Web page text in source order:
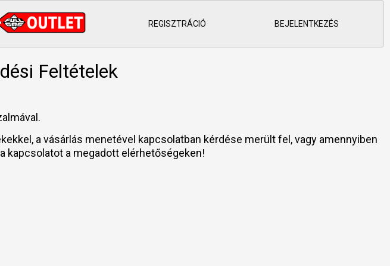
REGISZTRÁCIÓ BEJELENTKEZÉS
Feltételek
a vásárlás menetével kapcsolatban kérdése merült fel, vagy amennyiben
kapcsolatot a megadott elérhetőségeken!